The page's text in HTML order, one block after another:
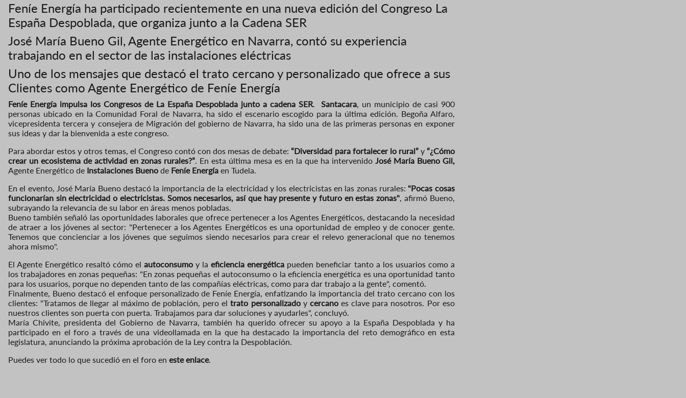
Feníe Energía ha participado recientemente en una nueva edición del Congreso La
España Despoblada, que organiza junto a la Cadena SER
José María Bueno Gil, Agente Energético en Navarra, contó su experiencia
trabajando en el sector de las instalaciones eléctricas
Uno de los mensajes que destacó el trato cercano y personalizado que ofrece a sus
Clientes como Agente Energético de Feníe Energía
Feníe Energía impulsa los Congresos de La España Despoblada junto a cadena SER.Santacara, un municipio de casi 900
personas ubicado en la Comunidad Foral de Navarra, ha sido el escenario escogido para la última edición. Begoña Alfaro,
vicepresidenta tercera y consejera de Migración del gobierno de Navarra, ha sido una de las primeras personas en exponer
sus ideas y dar la bienvenida a este congreso.
Para abordar estos y otros temas, el Congreso contó con dos mesas de debate: “Diversidad para fortalecer lo rural”y“¿Cómo
crear un ecosistema de actividad en zonas rurales?”. En esta última mesa es en la que ha intervenido José María Bueno Gil,
Agente Energético de Instalaciones Bueno de Feníe Energía en Tudela.
En el evento, José María Bueno destacó la importancia de la electricidad y los electricistas en las zonas rurales: "Pocas cosas
funcionarían sin electricidad o electricistas. Somos necesarios, así que hay presente y futuro en estas zonas", afirmó Bueno,
subrayando la relevancia de su labor en áreas menos pobladas.
Bueno también señaló las oportunidades laborales que ofrece pertenecer a los Agentes Energéticos, destacando la necesidad
de atraer a los jóvenes al sector: "Pertenecer a los Agentes Energéticos es una oportunidad de empleo y de conocer gente.
Tenemos que concienciar a los jóvenes que seguimos siendo necesarios para crear el relevo generacional que no tenemos
ahora mismo".
El Agente Energético resaltó cómo elautoconsumoy laeficiencia energética pueden beneficiar tanto a los usuarios como a
los trabajadores en zonas pequeñas: "En zonas pequeñas el autoconsumo o la eficiencia energética es una oportunidad tanto
para los usuarios, porque no dependen tanto de las compañías eléctricas, como para dar trabajo a la gente", comentó.
Finalmente, Bueno destacó el enfoque personalizado de Feníe Energía, enfatizando la importancia del trato cercano con los
clientes: "Tratamos de llegar al máximo de población, pero eltrato personalizadoy cercano es clave para nosotros. Por eso
nuestros clientes son puerta con puerta. Trabajamos para dar soluciones y ayudarles", concluyó.
María Chivite, presidenta del Gobierno de Navarra, también ha querido ofrecer su apoyo a la España Despoblada y ha
participado en el foro a través de una videollamada en la que ha destacado la importancia del reto demográfico en esta
legislatura, anunciando la próxima aprobación de la Ley contra la Despoblación.
Puedes ver todo lo que sucedió en el foro en este enlace.